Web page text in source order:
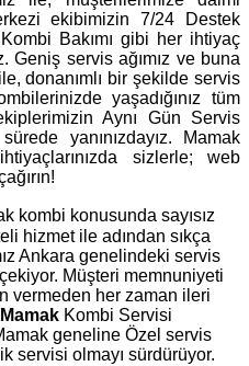
ekibimizin 7/24 Destek
Bakımı gibi her ihtiyaç
Geniş servis ağımız ve buna
donanımlı bir şekilde servis
yaşadığınız tüm
Aynı Gün Servis
yanınızdayız. Mamak
sizlerle; web
kombi konusunda sayısız
hizmet ile adından sıkça
Ankara genelindeki servis
Müşteri memnuniyeti
vermeden her zaman ileri
Mamak Kombi Servisi
geneline Özel servis
servisi olmayı sürdürüyor.